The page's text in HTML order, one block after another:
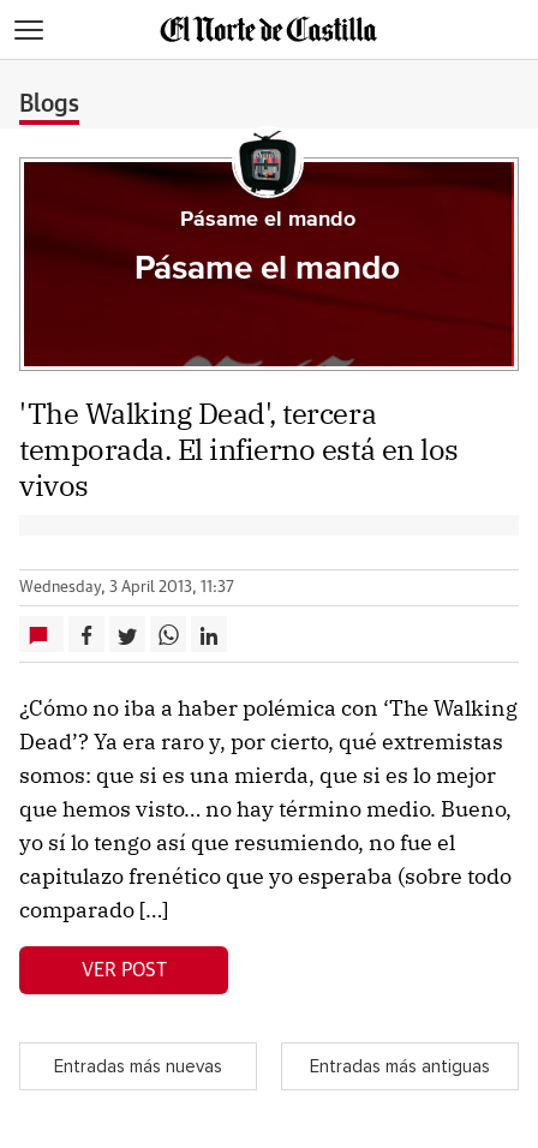
Blogs
Pásame el mando
Pásame el mando
'The Walking Dead', tercera
temporada. El infierno está en los
vivos
Wednesday, 3 April 2013, 11:37
¿Cómo no iba a haber polémica con ‘The Walking
Dead’? Ya era raro y, por cierto, qué extremistas
somos: que si es una mierda, que si es lo mejor
que hemos visto… no hay término medio. Bueno,
yo sí lo tengo así que resumiendo, no fue el
capitulazo frenético que yo esperaba (sobre todo
comparado […]
VER POST
Entradas más nuevas Entradas más antiguas